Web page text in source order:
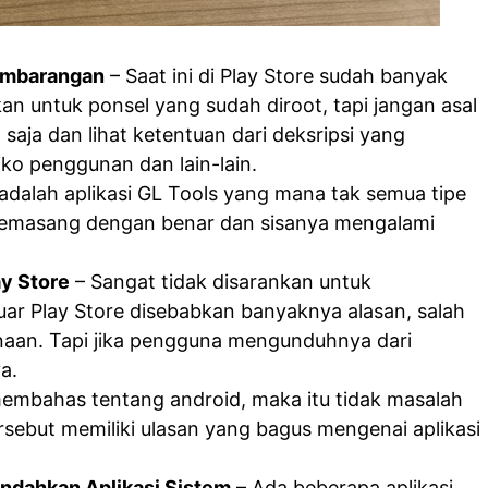
– Saat ini di Play Store sudah banyak
untuk ponsel yang sudah diroot, tapi jangan asal
dan lihat ketentuan dari deksripsi yang
penggunan dan lain-lain.
aplikasi GL Tools yang mana tak semua tipe
dengan benar dan sisanya mengalami
Store – Sangat tidak disarankan untuk
Play Store disebabkan banyaknya alasan, salah
Tapi jika pengguna mengunduhnya dari
tentang android, maka itu tidak masalah
memiliki ulasan yang bagus mengenai aplikasi